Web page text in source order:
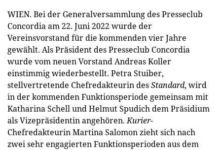
WIEN. Bei der Generalversammlung des Presseclub
Concordia am 22. Juni 2022 wurde der
Vereinsvorstand für die kommenden vier Jahre
gewählt. Als Präsident des Presseclub Concordia
wurde vom neuen Vorstand Andreas Koller
einstimmig wiederbestellt. Petra Stuiber,
stellvertretende Chefredakteurin desStandard, wird
in der kommenden Funktionsperiode gemeinsam mit
Katharina Schell und Helmut Spudich dem Präsidium
als Vizepräsidentin angehören.Kurier-
Chefredakteurin Martina Salomon zieht sich nach
zwei sehr engagierten Funktionsperioden aus dem